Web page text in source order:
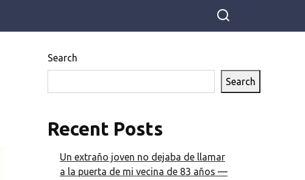
Search
Search
Recent Posts
Un extraño joven no dejaba de llamar
a la puerta de mi vecina de 83 años —